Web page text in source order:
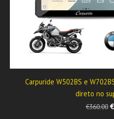
Carpuride W502BS e
direto no
€360.00